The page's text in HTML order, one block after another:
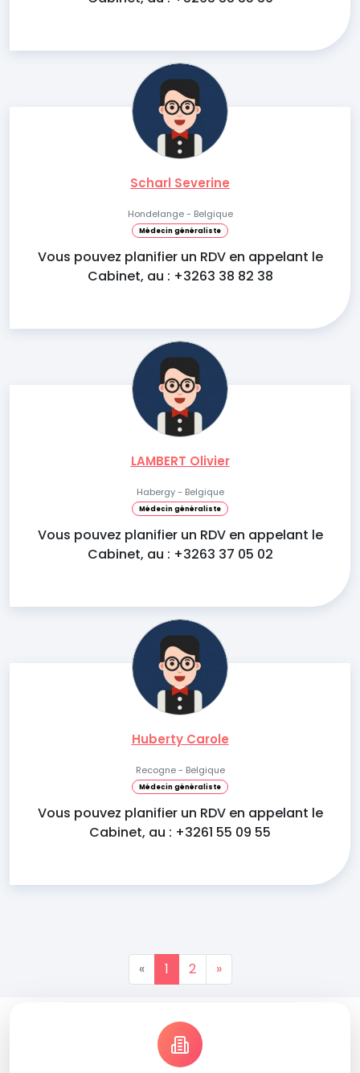
Scharl Severine
Hondelange - Belgique
Médecin généraliste
Vous pouvez planifier un RDV en appelant le
Cabinet, au : +3263 38 82 38
LAMBERT Olivier
Habergy - Belgique
Médecin généraliste
Vous pouvez planifier un RDV en appelant le
Cabinet, au : +3263 37 05 02
Huberty Carole
Recogne - Belgique
Médecin généraliste
Vous pouvez planifier un RDV en appelant le
Cabinet, au : +3261 55 09 55
« 1 2 »